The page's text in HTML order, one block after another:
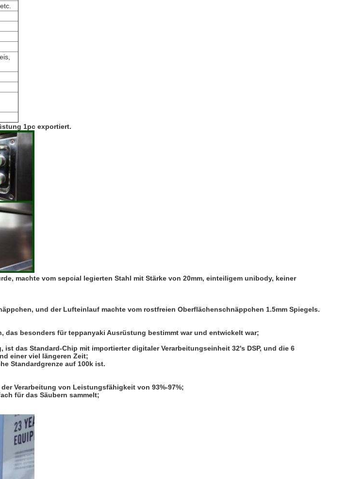
1pc exportiert.
machte vom sepcial legierten Stahl mit Stärke von 20mm, einteiligem unibody, keiner
und der Lufteinlauf machte vom rostfreien Oberflächenschnäppchen 1.5mm Spiegels.
das besonders für teppanyaki Ausrüstung bestimmt war und entwickelt war;
das Standard-Chip mit importierter digitaler Verarbeitungseinheit 32's DSP, und die 6
einer viel längeren Zeit;
Standardgrenze auf 100k ist.
Verarbeitung von Leistungsfähigkeit von 93%-97%;
für das Säubern sammelt;